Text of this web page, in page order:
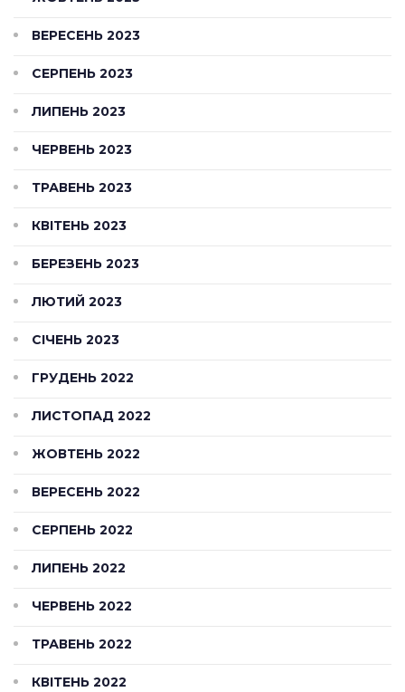
ВЕРЕСЕНЬ 2023
СЕРПЕНЬ 2023
ЛИПЕНЬ 2023
ЧЕРВЕНЬ 2023
ТРАВЕНЬ 2023
КВІТЕНЬ 2023
БЕРЕЗЕНЬ 2023
ЛЮТИЙ 2023
СІЧЕНЬ 2023
ГРУДЕНЬ 2022
ЛИСТОПАД 2022
ЖОВТЕНЬ 2022
ВЕРЕСЕНЬ 2022
СЕРПЕНЬ 2022
ЛИПЕНЬ 2022
ЧЕРВЕНЬ 2022
ТРАВЕНЬ 2022
КВІТЕНЬ 2022